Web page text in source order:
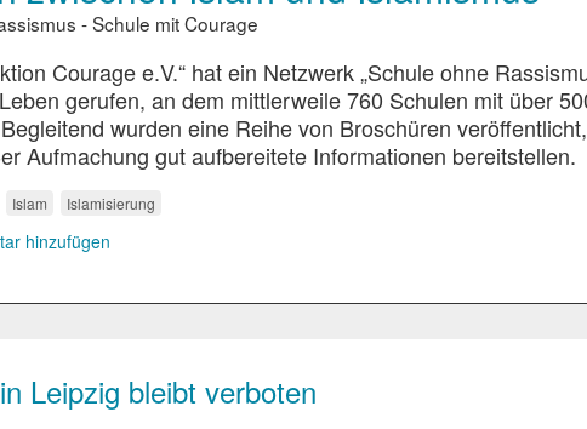
- Schule mit Courage
Courage e.V.“ hat ein Netzwerk „Schule ohne
gerufen, an dem mittlerweile 760 Schulen mit über
wurden eine Reihe von Broschüren
Aufmachung gut aufbereitete Informationen bereitstellen.
Islam Islamisierung
hinzufügen
Leipzig bleibt verboten